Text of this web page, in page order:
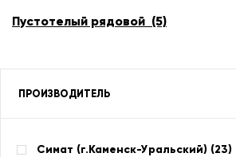
Пустотелый рядовой (5)
ПРОИЗВОДИТЕЛЬ
Симат (г.Каменск-Уральский) (23)